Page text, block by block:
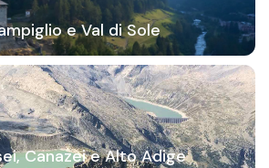
e Val di Sole
Canazei e Alto Adige